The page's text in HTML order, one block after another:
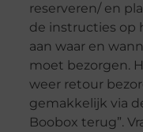
reserveren/ en
de instructies op
aan waar en
moet bezorgen.
weer retour
gemakkelijk via
Boobox terug”.